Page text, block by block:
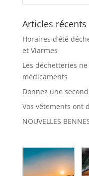
Articles récents
Horaires d’été
et Viarmes
Les déchetteries
médicaments
Donnez une
Vos vêtements ont
NOUVELLES